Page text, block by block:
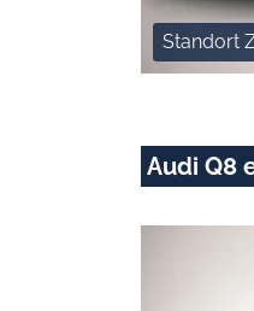
Standort
Audi Q8